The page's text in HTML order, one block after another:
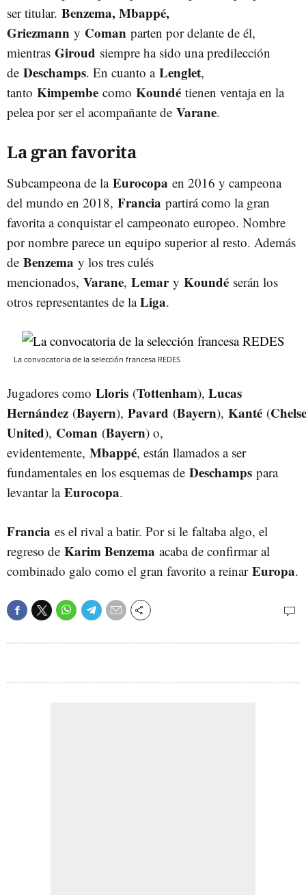
ser titular. Benzema, Mbappé,
Griezmann y Coman parten por delante de él,
mientras Giroud siempre ha sido una predilección
de Deschamps. En cuanto a Lenglet,
tanto Kimpembe como Koundé tienen ventaja en la
pelea por ser el acompañante de Varane.
La gran favorita
Subcampeona de la Eurocopa en 2016 y campeona
del mundo en 2018, Francia partirá como la gran
favorita a conquistar el campeonato europeo. Nombre
por nombre parece un equipo superior al resto. Además
de Benzema y los tres culés
mencionados, Varane, Lemar y Koundé serán los
otros representantes de laLiga.
La convocatoria de la selección francesa REDES
Jugadores como Lloris (Tottenham), Lucas
Hernández (Bayern), Pavard (Bayern), Kanté (
United), Coman (Bayern) o,
evidentemente, Mbappé, están llamados a ser
fundamentales en los esquemas de Deschamps para
levantar la Eurocopa.
Francia es el rival a batir. Por si le faltaba algo, el
regreso de Karim Benzema acaba de confirmar al
combinado galo como el gran favorito a reinar Europa.